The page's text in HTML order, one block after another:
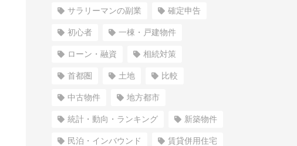
サラリーマンの副業 確定申告
初心者 一棟・戸建物件
ローン・融資 相続対策
首都圏 土地 比較
中古物件 地方都市
統計・動向・ランキング 新築物件
民泊・インバウンド 賃貸併用住宅